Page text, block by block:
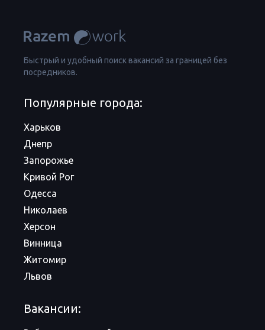
Быстрый и удобный поиск вакансий за границей без
посредников.
Популярные города:
Харьков
Днепр
Запорожье
Кривой Рог
Одесса
Николаев
Херсон
Винница
Житомир
Львов
Вакансии: